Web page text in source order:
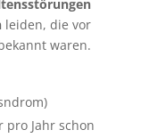
leiden, die vor
waren.
pro Jahr schon